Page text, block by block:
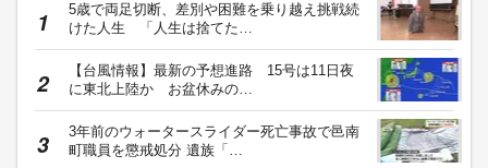
5歳で両足切断、差別や困難を乗り越え挑戦続
けた人生 「人生は捨てた…
【台風情報】最新の予想進路 15号は11日夜
に東北上陸か お盆休みの…
3年前のウォータースライダー死亡事故で邑南
町職員を懲戒処分 遺族「…